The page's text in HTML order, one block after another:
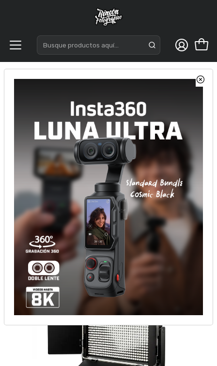
Inicio Acc. Estudio
Led
Viltrox VL-D60T Kit de 2 Luces LED 60W CRI +95